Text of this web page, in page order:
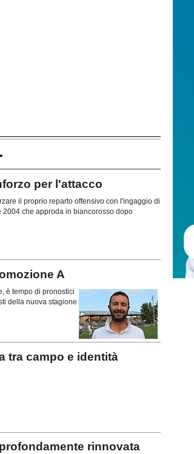
per l'attacco
il proprio reparto offensivo con l'ingaggio di
che approda in biancorosso dopo
A
è tempo di pronostici
della nuova stagione
tra campo e identità
rinnovata